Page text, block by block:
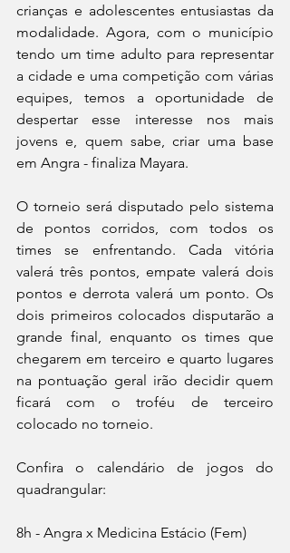
crianças e adolescentes entusiastas da
modalidade. Agora, com o município
tendo um time adulto para representar
a cidade e uma competição com várias
equipes, temos a oportunidade de
despertar esse interesse nos mais
jovens e, quem sabe, criar uma base
em Angra - finaliza Mayara.
O torneio será disputado pelo sistema
de pontos corridos, com todos os
times se enfrentando. Cada vitória
valerá três pontos, empate valerá dois
pontos e derrota valerá um ponto. Os
dois primeiros colocados disputarão a
grande final, enquanto os times que
chegarem em terceiro e quarto lugares
na pontuação geral irão decidir quem
ficará com o troféu de terceiro
colocado no torneio.
Confira o calendário de jogos do
quadrangular:
8h - Angra x Medicina Estácio (Fem)